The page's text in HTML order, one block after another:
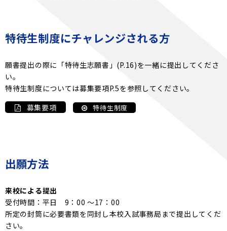
特待生制度にチャレンジされる方
願書提出の際に「特待生志願書」(P.16)を一緒に提出してくださ
い。
特待生制度については募集要項P.5を参照してください。
募集要項
特待生制度
出願方法
来校による提出
受付時間：平日 9：00 ～17：00
所定の封筒に必要書類を同封し本校入試事務局まで提出してくだ
さい。